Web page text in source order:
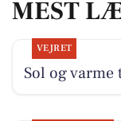
MEST
VEJRET
Sol og varme